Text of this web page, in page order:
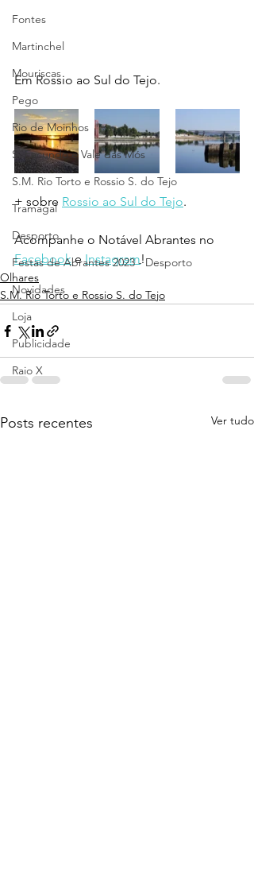
Fontes
Martinchel
Mouriscas
Pego
Rio de Moinhos
S. Facundo e Vale das Mós
S.M. Rio Torto e Rossio S. do Tejo
Tramagal
Desporto
Festas de Abrantes 2023 - Desporto
Novidades
Loja
Publicidade
Raio X
Em Rossio ao Sul do Tejo.
+ sobre Rossio ao Sul do Tejo.
Acompanhe o Notável Abrantes no
Facebook e Instagram!
Olhares
S.M. Rio Torto e Rossio S. do Tejo
Posts recentes Ver tudo